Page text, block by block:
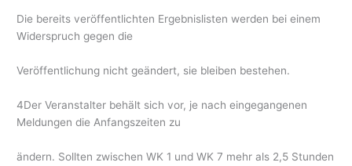
Die bereits veröffentlichten Ergebnislisten werden bei einem
Widerspruch gegen die
Veröffentlichung nicht geändert, sie bleiben bestehen.
4Der Veranstalter behält sich vor, je nach eingegangenen
Meldungen die Anfangszeiten zu
ändern. Sollten zwischen WK 1 und WK 7 mehr als 2,5 Stunden